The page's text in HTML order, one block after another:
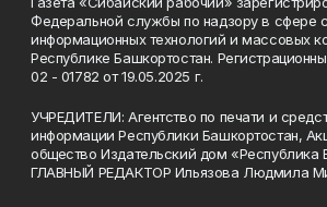
Федеральной службы по надзору в сфере
информационных технологий и массовых
Республике Башкортостан.
02 - 01782 от 19.05.2025 г.
УЧРЕДИТЕЛИ: Агентство по печати и
информации Республики Башкортостан,
общество Издательский дом «Республика
ГЛАВНЫЙ РЕДАКТОР Ильязова Людмила